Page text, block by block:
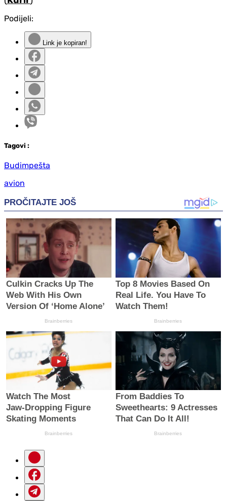
Podijeli:
Link je kopiran!
Tagovi :
Budimpešta
avion